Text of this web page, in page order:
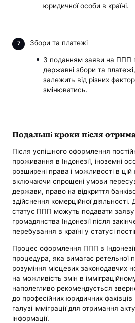
юридичної особи в країні.
Збори та платежі
З поданням заяви на ППП
державні збори та
залежить від різних
змінюватись.
Подальші кроки після
Після успішного оформлення
проживання в Індонезії, іноземні
розширені права і можливості в цій
включаючи спрощені умови
держави, право на відкриття
здійснення комерційної діяльності.
статус ППП можуть подавати заяву
громадянства Індонезії після
перебування в країні у статусі
Процес оформлення ППП в
процедура, яка вимагає ретельної
розуміння місцевих законодавчих
на можливість змін в
наполегливо рекомендується
до професійних юридичних фахівців
галузі імміграції для отримання
інформації.